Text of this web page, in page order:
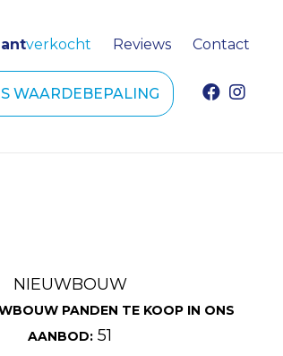
verkocht Reviews Contact
WAARDEBEPALING
NIEUWBOUW
PANDEN TE KOOP IN ONS
AANBOD: 51